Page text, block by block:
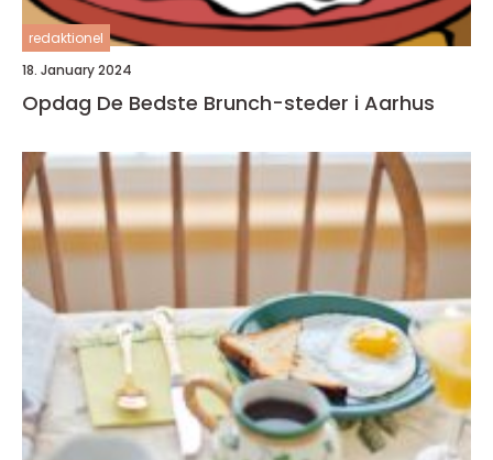
redaktionel
18. January 2024
Opdag De Bedste Brunch-steder i Aarhus